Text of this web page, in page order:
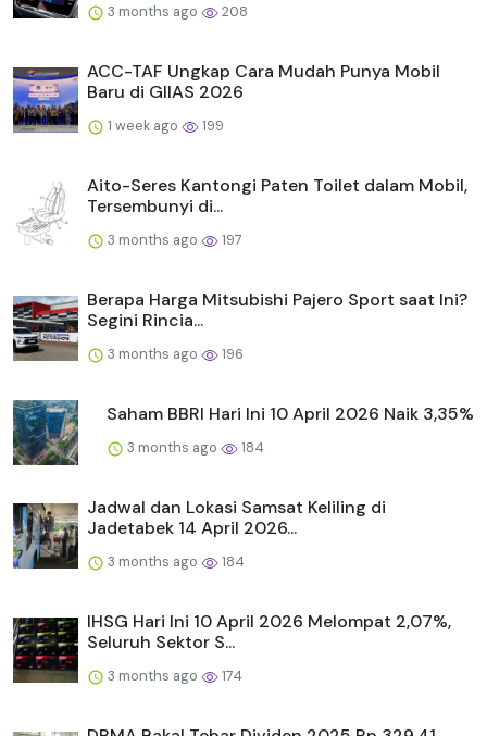
3 months ago 208
ACC-TAF Ungkap Cara Mudah Punya Mobil
Baru di GIIAS 2026
1 week ago 199
Aito-Seres Kantongi Paten Toilet dalam Mobil,
Tersembunyi di...
3 months ago 197
Berapa Harga Mitsubishi Pajero Sport saat Ini?
Segini Rincia...
3 months ago 196
Saham BBRI Hari Ini 10 April 2026 Naik 3,35%
3 months ago 184
Jadwal dan Lokasi Samsat Keliling di
Jadetabek 14 April 2026...
3 months ago 184
IHSG Hari Ini 10 April 2026 Melompat 2,07%,
Seluruh Sektor S...
3 months ago 174